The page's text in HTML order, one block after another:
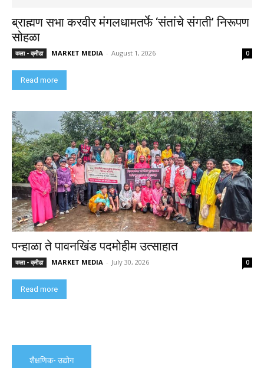
ब्राह्मण सभा करवीर मंगलधामतर्फे ‘संतांचे संगती’ निरूपण
सोहळा
कला - क्रीडा MARKET MEDIA - August 1, 2026 0
Read more
पन्हाळा ते पावनखिंड पदमोहीम उत्साहात
कला - क्रीडा MARKET MEDIA - July 30, 2026 0
Read more
शैक्षणिक- उद्योग